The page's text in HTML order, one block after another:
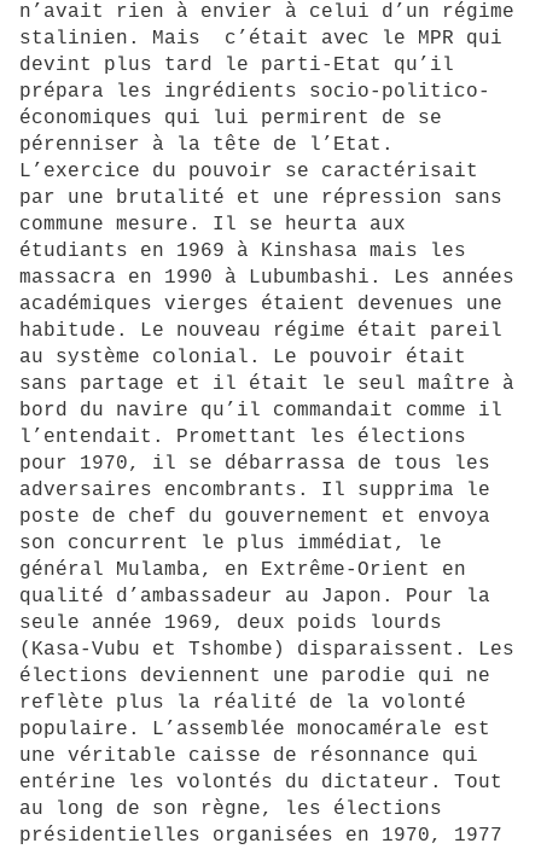
n’avait rien à envier à celui d’un régime
stalinien. Mais c’était avec le MPR qui
devint plus tard le parti-Etat qu’il
prépara les ingrédients socio-politico-
économiques qui lui permirent de se
pérenniser à la tête de l’Etat.
L’exercice du pouvoir se caractérisait
par une brutalité et une répression sans
commune mesure. Il se heurta aux
étudiants en 1969 à Kinshasa mais les
massacra en 1990 à Lubumbashi. Les années
académiques vierges étaient devenues une
habitude. Le nouveau régime était pareil
au système colonial. Le pouvoir était
sans partage et il était le seul maître à
bord du navire qu’il commandait comme il
l’entendait. Promettant les élections
pour 1970, il se débarrassa de tous les
adversaires encombrants. Il supprima le
poste de chef du gouvernement et envoya
son concurrent le plus immédiat, le
général Mulamba, en Extrême-Orient en
qualité d’ambassadeur au Japon. Pour la
seule année 1969, deux poids lourds
(Kasa-Vubu et Tshombe) disparaissent. Les
élections deviennent une parodie qui ne
reflète plus la réalité de la volonté
populaire. L’assemblée monocamérale est
une véritable caisse de résonnance qui
entérine les volontés du dictateur. Tout
au long de son règne, les élections
présidentielles organisées en 1970, 1977